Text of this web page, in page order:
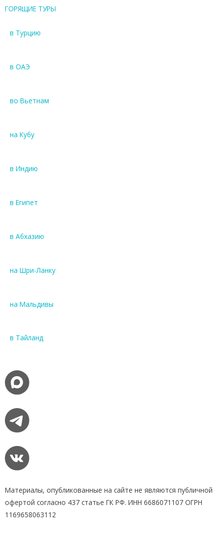
ГОРЯЩИЕ ТУРЫ
в Турцию
в ОАЭ
во Вьетнам
на Кубу
в Индию
в Египет
в Абхазию
на Шри-Ланку
на Мальдивы
в Тайланд
Материалы, опубликованные на сайте не являются публичной
офертой согласно 437 статье ГК РФ. ИНН 6686071107 ОГРН
1169658063112